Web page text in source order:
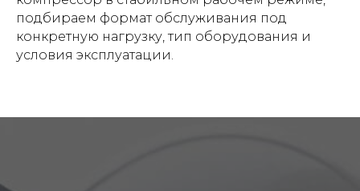
подбираем формат обслуживания под
конкретную нагрузку, тип оборудования и
условия эксплуатации.